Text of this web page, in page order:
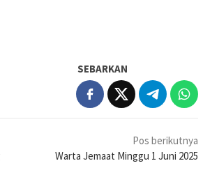
SEBARKAN
Pos berikutnya
Warta Jemaat Minggu 1 Juni 2025